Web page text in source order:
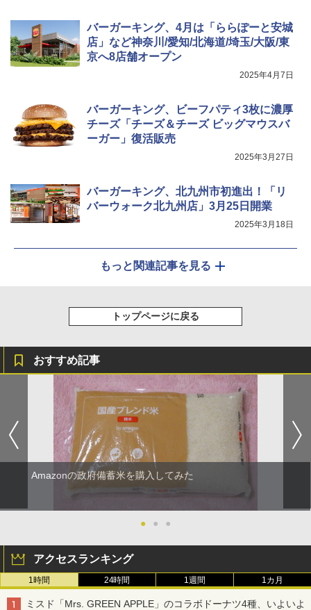
￥4,402
￥3,475
￥34,546
シャープ ウォーターオーブン ヘルシオ
クション トースト機能
￥44,800
バーガーキング、4月は「ららぽーと安城
店」など神奈川/愛知/北海道/埼玉/大阪/東
京へ8店舗オープン
2025年4月7日
バーガーキング、ビーフパティ3枚に濃厚
チーズ「チーズ＆チーズ ビッグマウスバ
ーガー」復活販売
2025年3月27日
バーガーキング、北九州市初進出！「リ
バーウォーク北九州店」3月25日開業
2025年3月18日
もっと関連記事を見る
トップページに戻る
おすすめ記事
Amazonの政府備蓄米を購入してみた
● ● ●
アクセスランキング
1時間 24時間 1週間 1カ月
ミスド「Mrs. GREEN APPLE」のコラボドーナツ4種、いよいよ